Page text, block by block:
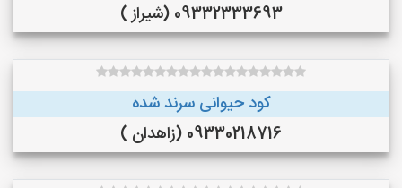
09332333693 (شیراز )
کود حیوانی سرند شده
09330218716 (زاهدان )